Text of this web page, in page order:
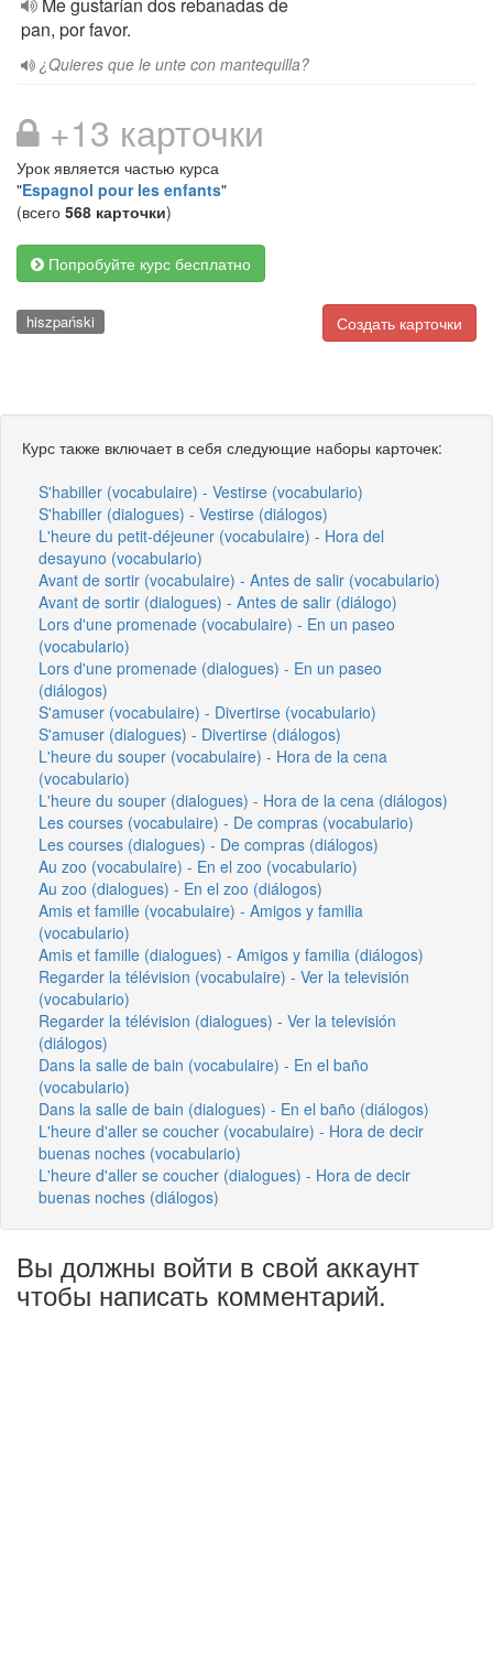
pan, por favor.
¿Quieres que le unte con mantequilla?
+13 карточки
Урок является частью курса
"Espagnol pour les enfants"
(всего 568 карточки)
Попробуйте курс бесплатно
Создать карточки
hiszpański
Курс также включает в себя следующие наборы карточек:
S'habiller (vocabulaire) - Vestirse (vocabulario)
S'habiller (dialogues) - Vestirse (diálogos)
L'heure du petit-déjeuner (vocabulaire) - Hora del
desayuno (vocabulario)
Avant de sortir (vocabulaire) - Antes de salir (vocabulario)
Avant de sortir (dialogues) - Antes de salir (diálogo)
Lors d'une promenade (vocabulaire) - En un paseo
(vocabulario)
Lors d'une promenade (dialogues) - En un paseo
(diálogos)
S'amuser (vocabulaire) - Divertirse (vocabulario)
S'amuser (dialogues) - Divertirse (diálogos)
L'heure du souper (vocabulaire) - Hora de la cena
(vocabulario)
L'heure du souper (dialogues) - Hora de la cena (diálogos)
Les courses (vocabulaire) - De compras (vocabulario)
Les courses (dialogues) - De compras (diálogos)
Au zoo (vocabulaire) - En el zoo (vocabulario)
Au zoo (dialogues) - En el zoo (diálogos)
Amis et famille (vocabulaire) - Amigos y familia
(vocabulario)
Amis et famille (dialogues) - Amigos y familia (diálogos)
Regarder la télévision (vocabulaire) - Ver la televisión
(vocabulario)
Regarder la télévision (dialogues) - Ver la televisión
(diálogos)
Dans la salle de bain (vocabulaire) - En el baño
(vocabulario)
Dans la salle de bain (dialogues) - En el baño (diálogos)
L'heure d'aller se coucher (vocabulaire) - Hora de decir
buenas noches (vocabulario)
L'heure d'aller se coucher (dialogues) - Hora de decir
buenas noches (diálogos)
Вы должны войти в свой аккаунт
чтобы написать комментарий.